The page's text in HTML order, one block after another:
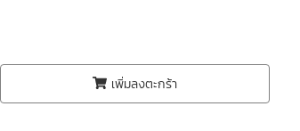
เพิ่มลงตะกร้า